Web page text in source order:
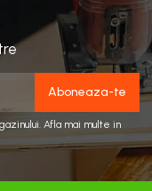
Afla mai multe in